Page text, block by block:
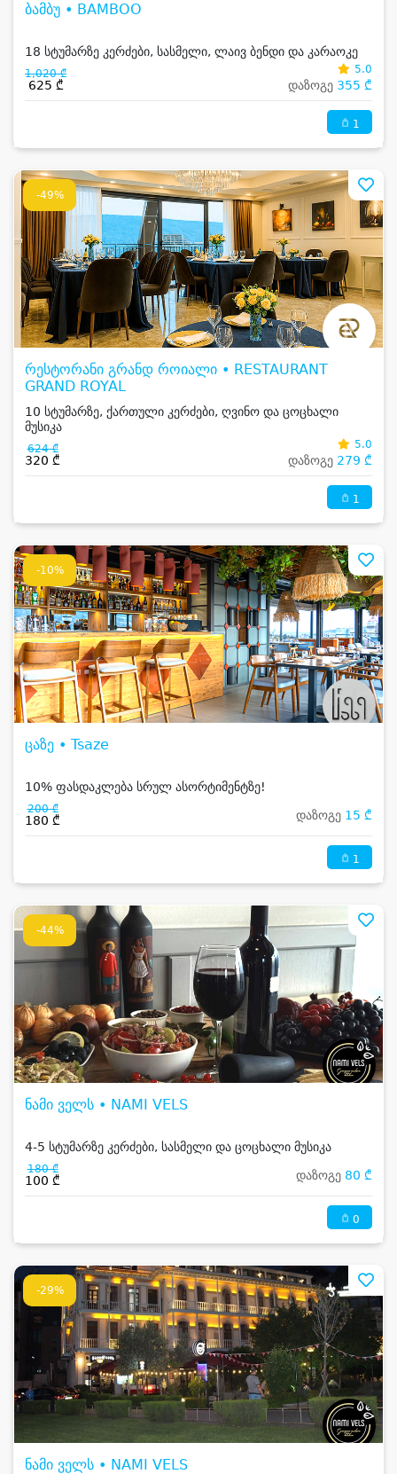
ბამბუ • BAMBOO
18 სტუმარზე კერძები, სასმელი, ლაივ ბენდი და კარაოკე
1,020 ₾
625 ₾
5.0
დაზოგე 355 ₾
1
-49%
რესტორანი გრანდ როიალი • RESTAURANT
GRAND ROYAL
10 სტუმარზე, ქართული კერძები, ღვინო და ცოცხალი
მუსიკა
624 ₾
320 ₾
5.0
დაზოგე 279 ₾
1
-10%
ცაზე • Tsaze
10% ფასდაკლება სრულ ასორტიმენტზე!
200 ₾
180 ₾ დაზოგე 15 ₾
1
-44%
ნამი ველს • NAMI VELS
4-5 სტუმარზე კერძები, სასმელი და ცოცხალი მუსიკა
180 ₾
100 ₾ დაზოგე 80 ₾
0
-29%
ნამი ველს • NAMI VELS